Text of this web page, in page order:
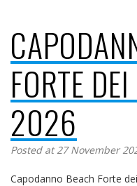
FORTE
2026
Posted at 27 November
Capodanno Beach Forte